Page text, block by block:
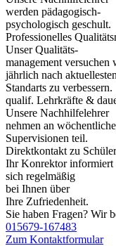
werden pädagogisch-
psychologisch geschult.
Professionelles
Unser Qualitäts-
management versuchen
jährlich nach aktuellesten
Standarts zu verbessern.
qualif. Lehrkräfte &
Unsere Nachhilfelehrer
nehmen an
Supervisionen teil.
Direktkontakt zu
Ihr Konrektor informiert
sich regelmäßig
bei Ihnen über
Ihre Zufriedenheit.
Sie haben Fragen? Wir
015679-167483
Zum Kontaktformular